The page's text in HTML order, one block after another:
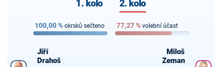
1. kolo 2. kolo
100,00% okrsků sečteno 77,27% volební účast
Jiří
Drahoš
Miloš
Zeman